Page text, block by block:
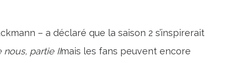
– a déclaré que la saison 2 s’inspirerait
nous, partie IImais les fans peuvent encore